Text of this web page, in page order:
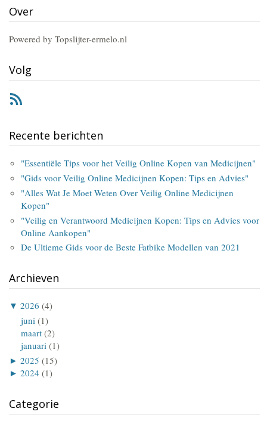
Over
Powered by Topslijter-ermelo.nl
Volg
Recente berichten
"Essentiële Tips voor het Veilig Online Kopen van Medicijnen"
"Gids voor Veilig Online Medicijnen Kopen: Tips en Advies"
"Alles Wat Je Moet Weten Over Veilig Online Medicijnen
Kopen"
"Veilig en Verantwoord Medicijnen Kopen: Tips en Advies voor
Online Aankopen"
De Ultieme Gids voor de Beste Fatbike Modellen van 2021
Archieven
▼ 2026 (4)
juni (1)
maart (2)
januari (1)
► 2025 (15)
► 2024 (1)
Categorie